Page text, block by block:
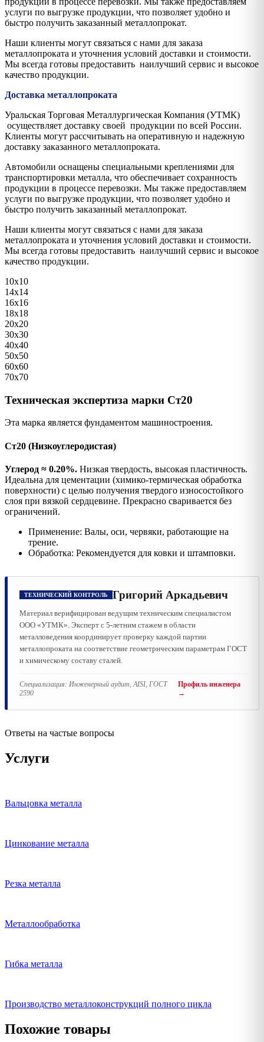
услуги по выгрузке продукции, что позволяет удобно и
быстро получить заказанный металлопрокат.
Наши клиенты могут связаться с нами для заказа
металлопроката и уточнения условий доставки и стоимости.
Мы всегда готовы предоставить наилучший сервис и высокое
качество продукции.
Доставка металлопроката
Уральская Торговая Металлургическая Компания (УТМК)
осуществляет доставку своей продукции по всей России.
Клиенты могут рассчитывать на оперативную и надежную
доставку заказанного металлопроката.
Автомобили оснащены специальными креплениями для
транспортировки металла, что обеспечивает сохранность
продукции в процессе перевозки. Мы также предоставляем
услуги по выгрузке продукции, что позволяет удобно и
быстро получить заказанный металлопрокат.
Наши клиенты могут связаться с нами для заказа
металлопроката и уточнения условий доставки и стоимости.
Мы всегда готовы предоставить наилучший сервис и высокое
качество продукции.
10х10
14х14
16х16
18х18
20х20
30х30
40х40
50х50
60х60
70х70
Техническая экспертиза марки Ст20
Эта марка является фундаментом машиностроения.
Ст20 (Низкоуглеродистая)
Углерод ≈ 0.20%. Низкая твердость, высокая пластичность.
Идеальна для цементации (химико-термическая обработка
поверхности) с целью получения твердого износостойкого
слоя при вязкой сердцевине. Прекрасно сваривается без
ограничений.
Применение: Валы, оси, червяки, работающие на
трение.
Обработка: Рекомендуется для ковки и штамповки.
ТЕХНИЧЕСКИЙ КОНТРОЛЬ Григорий Аркадьевич
Материал верифицирован ведущим техническим специалистом
ООО «УТМК». Эксперт с 5-летним стажем в области
металловедения координирует проверку каждой партии
металлопроката на соответствие геометрическим параметрам ГОСТ
и химическому составу сталей.
Специализация: Инженерный аудит, AISI, ГОСТ
2590
Профиль инженера
→
Ответы на частые вопросы
Услуги
Вальцовка металла
Цинкование металла
Резка металла
Металлообработка
Гибка металла
Производство металлоконструкций полного цикла
Похожие товары